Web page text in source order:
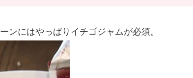
ンにはやっぱりイチゴジャムが必須。